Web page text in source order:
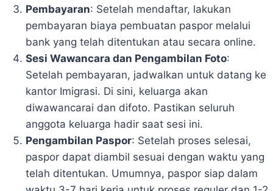
Pembayaran: Setelah mendaftar, lakukan
pembayaran biaya pembuatan paspor melalui
bank yang telah ditentukan atau secara online.
Sesi Wawancara dan Pengambilan Foto:
Setelah pembayaran, jadwalkan untuk datang ke
kantor Imigrasi. Di sini, keluarga akan
diwawancarai dan difoto. Pastikan seluruh
anggota keluarga hadir saat sesi ini.
Pengambilan Paspor: Setelah proses selesai,
paspor dapat diambil sesuai dengan waktu yang
telah ditentukan. Umumnya, paspor siap dalam